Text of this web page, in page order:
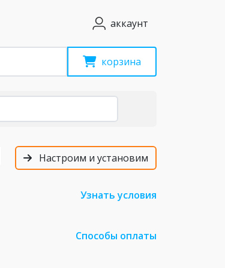
аккаунт
корзина
Настроим и установим
Узнать условия
Способы оплаты